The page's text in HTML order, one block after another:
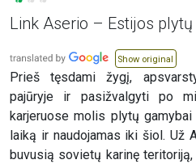
Link Aserio – Estijos
Show original
Prieš tęsdami žygį,
pajūryje ir pasižvalgyti po
karjeruose molis plytų
laiką ir naudojamas iki šiol. Už
buvusią sovietų karinę